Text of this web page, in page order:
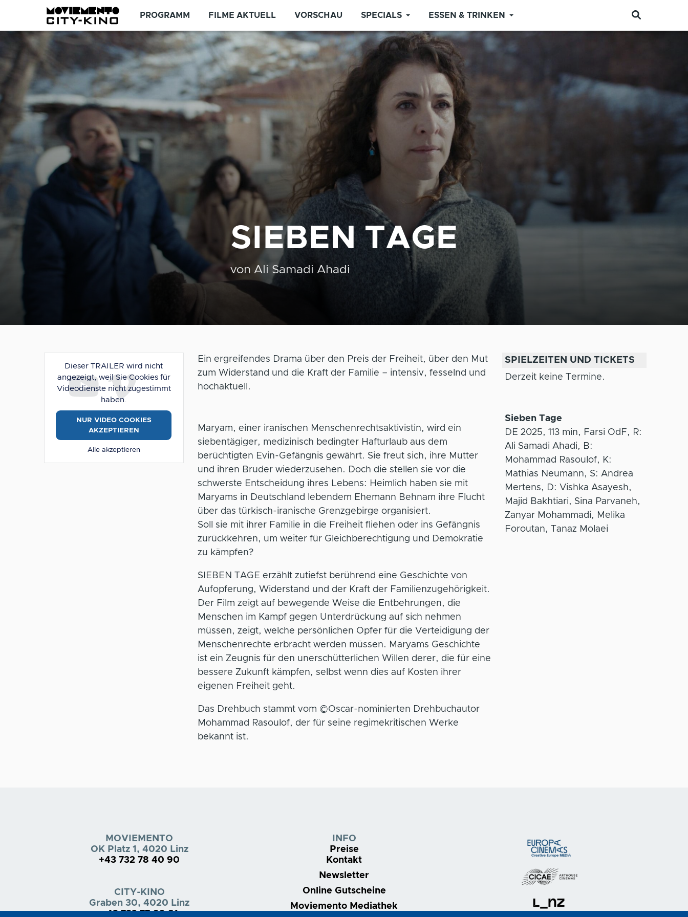
Direkt zum Inhalt
PROGRAMM FILME AKTUELL VORSCHAU SPECIALS ESSEN & TRINKEN
SIEBEN TAGE
vonAli Samadi Ahadi
Dieser TRAILER wird nicht
angezeigt, weil Sie Cookies für
Videodienste nicht zugestimmt
haben.
NUR VIDEO COOKIES
AKZEPTIEREN
Alle akzeptieren
Ein ergreifendes Drama über den Preis der Freiheit, über den Mut
zum Widerstand und die Kraft der Familie – intensiv, fesselnd und
hochaktuell.
Maryam, einer iranischen Menschenrechtsaktivistin, wird ein
siebentägiger, medizinisch bedingter Hafturlaub aus dem
berüchtigten Evin-Gefängnis gewährt. Sie freut sich, ihre Mutter
und ihren Bruder wiederzusehen. Doch die stellen sie vor die
schwerste Entscheidung ihres Lebens: Heimlich haben sie mit
Maryams in Deutschland lebendem Ehemann Behnam ihre Flucht
über das türkisch-iranische Grenzgebirge organisiert.
Soll sie mit ihrer Familie in die Freiheit fliehen oder ins Gefängnis
zurückkehren, um weiter für Gleichberechtigung und Demokratie
zu kämpfen?
SIEBEN TAGE erzählt zutiefst berührend eine Geschichte von
Aufopferung, Widerstand und der Kraft der Familienzugehörigkeit.
Der Film zeigt auf bewegende Weise die Entbehrungen, die
Menschen im Kampf gegen Unterdrückung auf sich nehmen
müssen, zeigt, welche persönlichen Opfer für die Verteidigung der
Menschenrechte erbracht werden müssen. Maryams Geschichte
ist ein Zeugnis für den unerschütterlichen Willen derer, die für eine
bessere Zukunft kämpfen, selbst wenn dies auf Kosten ihrer
eigenen Freiheit geht.
Das Drehbuch stammt vom ©Oscar-nominierten Drehbuchautor
Mohammad Rasoulof, der für seine regimekritischen Werke
bekannt ist.
SPIELZEITEN UND TICKETS
Derzeit keine Termine.
Sieben Tage
DE 2025, 113 min, Farsi OdF, R:
Ali Samadi Ahadi, B:
Mohammad Rasoulof, K:
Mathias Neumann, S: Andrea
Mertens, D: Vishka Asayesh,
Majid Bakhtiari, Sina Parvaneh,
Zanyar Mohammadi, Melika
Foroutan, Tanaz Molaei
MOVIEMENTO
OK Platz 1, 4020 Linz
+43 732 78 40 90
CITY-KINO
Graben 30, 4020 Linz
+43 732 77 60 81
INFO
Preise
Kontakt
Newsletter
Online Gutscheine
Moviemento Mediathek